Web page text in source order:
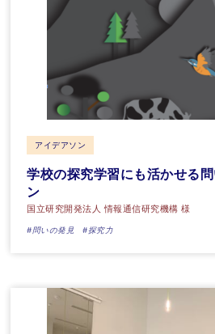
アイデアソン
学校の探究学習にも活かせる
ン
国立研究開発法人 情報通信研究機構 様
#問いの発見 #探究力